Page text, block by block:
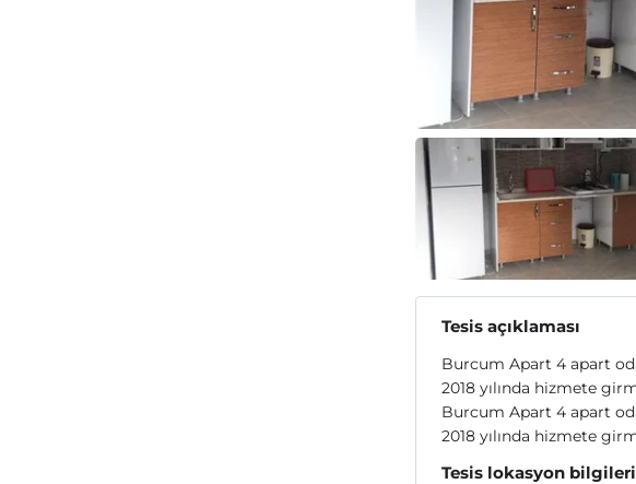
Tesis açıklaması
Burcum Apart 4 apart
2018 yılında hizmete
Burcum Apart 4 apart
2018 yılında hizmete
Tesis lokasyon bilgileri